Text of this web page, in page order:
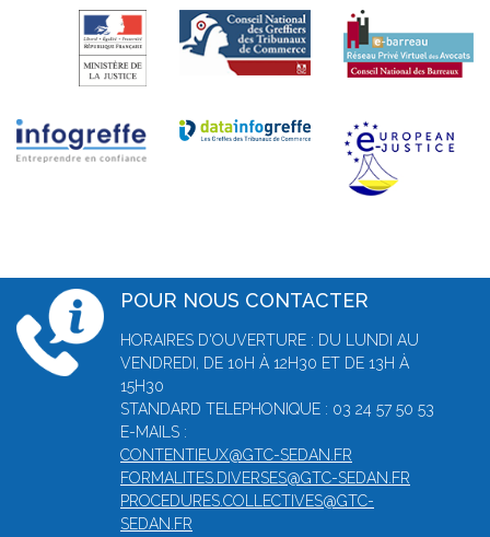
POUR NOUS CONTACTER
HORAIRES D'OUVERTURE : DU LUNDI AU
VENDREDI, DE 10H À 12H30 ET DE 13H À
15H30
STANDARD TELEPHONIQUE : 03 24 57 50 53
E-MAILS :
CONTENTIEUX@GTC-SEDAN.FR
FORMALITES.DIVERSES@GTC-SEDAN.FR
PROCEDURES.COLLECTIVES@GTC-
SEDAN.FR